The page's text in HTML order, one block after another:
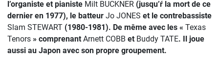
l’organiste et pianiste Milt BUCKNER (jusqu’ŕ la mort de ce
dernier en 1977), le batteur Jo JONES et le contrebassiste
Slam STEWART (1980-1981). De même avec les « Texas
Tenors » comprenant Arnett COBB et Buddy TATE. Il joue
aussi au Japon avec son propre groupement.